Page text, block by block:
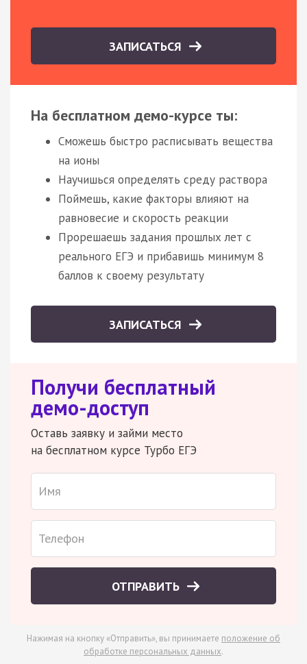
ЗАПИСАТЬСЯ
На бесплатном демо-курсе ты:
Сможешь быстро расписывать вещества
на ионы
Научишься определять среду раствора
Поймешь, какие факторы влияют на
равновесие и скорость реакции
Прорешаешь задания прошлых лет с
реального ЕГЭ и прибавишь минимум 8
баллов к своему результату
ЗАПИСАТЬСЯ
Получи бесплатный
демо-доступ
Оставь заявку и займи место
на бесплатном курсе Турбо ЕГЭ
ОТПРАВИТЬ
Нажимая на кнопку «Отправить», вы принимаете положение об
обработке персональных данных.